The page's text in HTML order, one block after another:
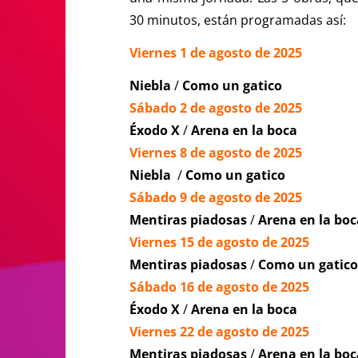
30 minutos, están programadas así:
Viernes 1 de agosto de 2025
Niebla / Como un gatico
Sábado 2 de agosto de 2025
Éxodo X/Arena en la boca
Viernes 8 de agosto de 2025
Niebla / Como un gatico
Sábado 9 de agosto de 2025
Mentiras piadosas/Arena en la
Viernes 15 de agosto de 2025
Mentiras piadosas/ Como un gatico
Sábado 16 de agosto de 2025
Éxodo X/Arena en la boca
Viernes 22 de agosto de 2025
Mentiras piadosas/Arena en la